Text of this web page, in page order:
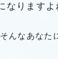
なりますよ
んなあなた